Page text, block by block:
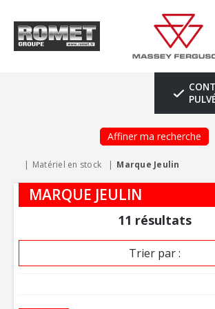
Affiner ma recherche
Matériel en stock Marque Jeulin
MARQUE JEULIN
11 résultats
Trier par :